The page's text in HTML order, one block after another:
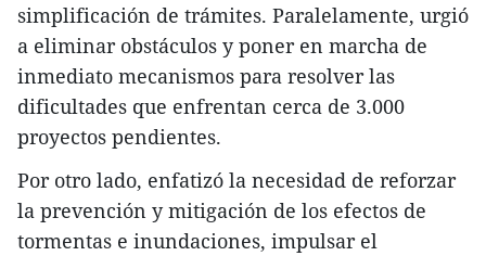
simplificación de trámites. Paralelamente, urgió
a eliminar obstáculos y poner en marcha de
inmediato mecanismos para resolver las
dificultades que enfrentan cerca de 3.000
proyectos pendientes.
Por otro lado, enfatizó la necesidad de reforzar
la prevención y mitigación de los efectos de
tormentas e inundaciones, impulsar el